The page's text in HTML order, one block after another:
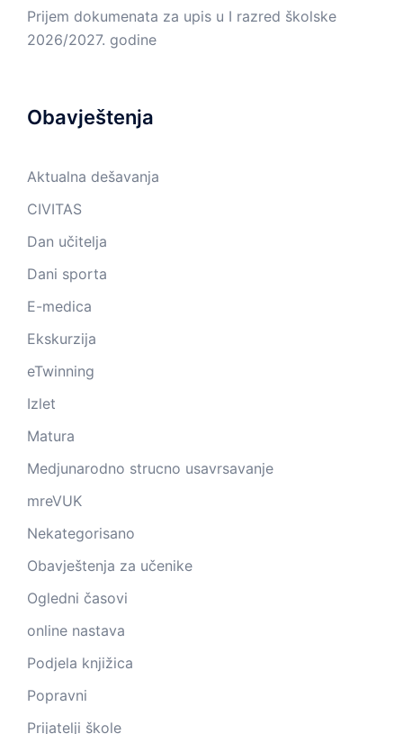
Prijem dokumenata za upis u I razred školske
2026/2027. godine
Obavještenja
Aktualna dešavanja
CIVITAS
Dan učitelja
Dani sporta
E-medica
Ekskurzija
eTwinning
Izlet
Matura
Medjunarodno strucno usavrsavanje
mreVUK
Nekategorisano
Obavještenja za učenike
Ogledni časovi
online nastava
Podjela knjižica
Popravni
Prijatelji škole